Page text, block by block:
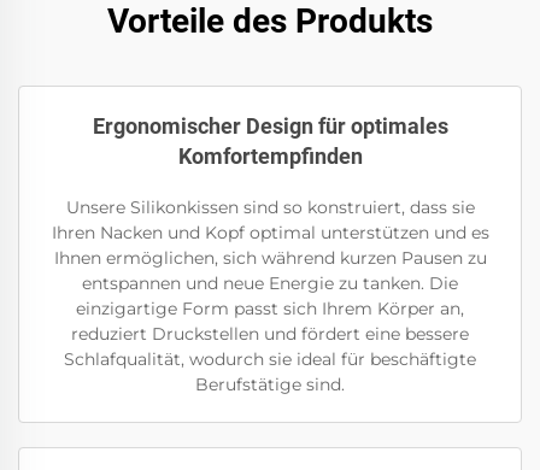
Vorteile des Produkts
Ergonomischer Design für optimales
Komfortempfinden
Unsere Silikonkissen sind so konstruiert, dass sie
Ihren Nacken und Kopf optimal unterstützen und es
Ihnen ermöglichen, sich während kurzen Pausen zu
entspannen und neue Energie zu tanken. Die
einzigartige Form passt sich Ihrem Körper an,
reduziert Druckstellen und fördert eine bessere
Schlafqualität, wodurch sie ideal für beschäftigte
Berufstätige sind.